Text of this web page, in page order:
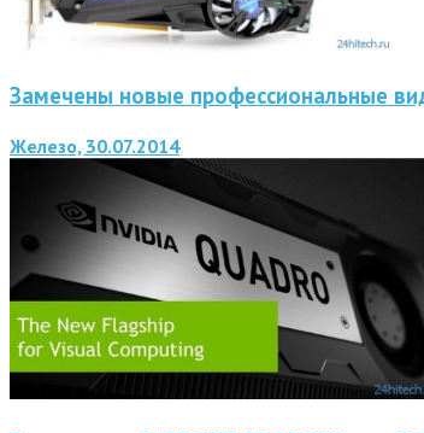
Замечены новые профессиональные
Железо, 30.07.2014